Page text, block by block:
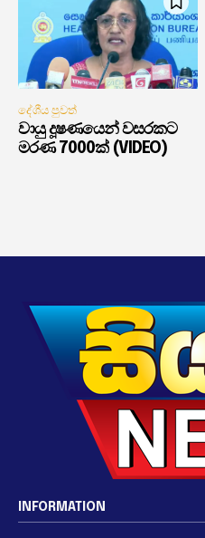
දේශීය පුවත්
වායු දූෂණයෙන් වසරකට
මරණ 7000ක් (VIDEO)
INFORMATION